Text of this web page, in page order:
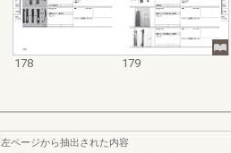
178 179
左ページから抽出された内容